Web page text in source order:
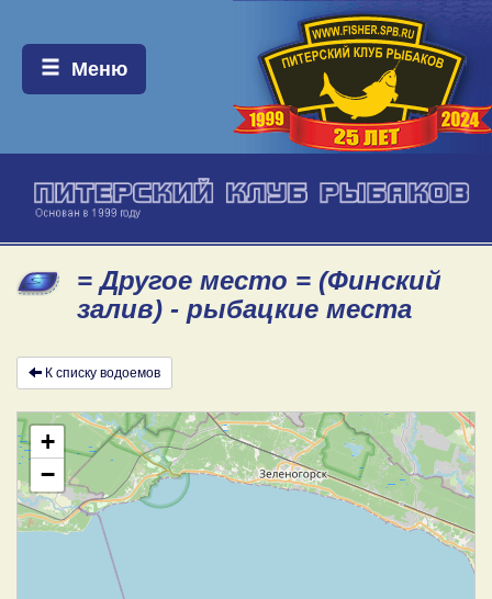
Меню:
Меню
= Другое место = (Финский
залив) - рыбацкие места
К списку водоемов
+
−